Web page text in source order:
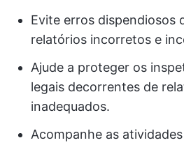
Evite erros dispendiosos
relatórios incorretos e
Ajude a proteger os
legais decorrentes de
inadequados.
Acompanhe as